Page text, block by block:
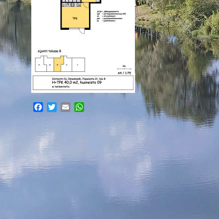
FacebookTwitterEmail